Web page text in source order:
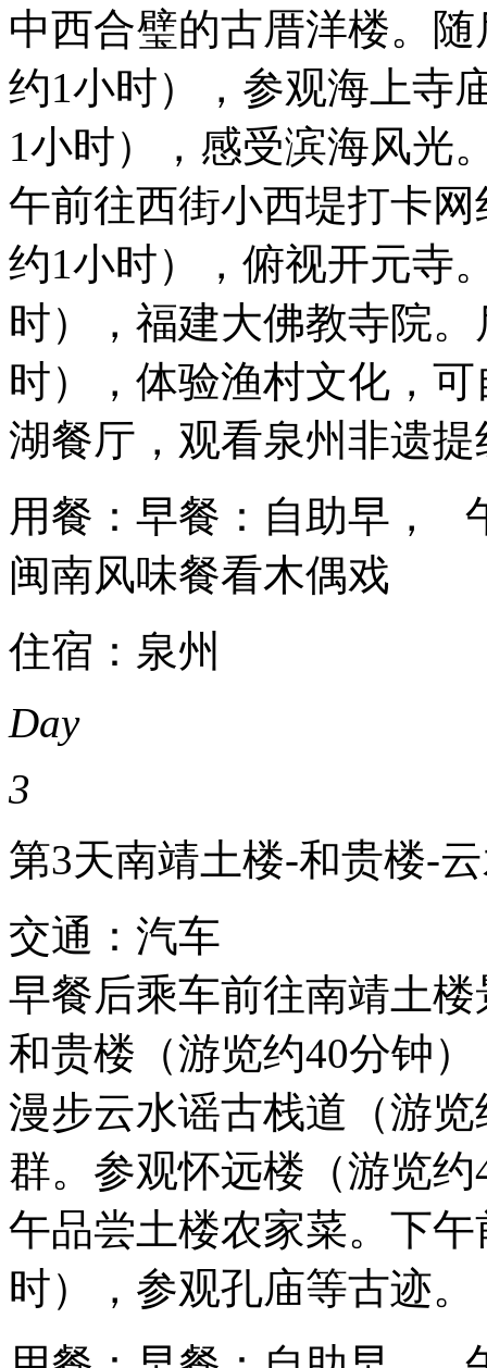
中西合璧的古厝洋楼。
约1小时），参观海上寺
1小时），感受滨海风光
午前往西街小西堤打卡
约1小时），俯视开元寺
时），福建大佛教寺院
时），体验渔村文化，
湖餐厅，观看泉州非遗
用餐：早餐：自助早，
闽南风味餐看木偶戏
住宿：泉州
Day
3
第3天南靖土楼-和贵楼-
交通：汽车
早餐后乘车前往南靖土
和贵楼（游览约40分钟
漫步云水谣古栈道（游
群。参观怀远楼（游览
午品尝土楼农家菜。下
时），参观孔庙等古迹。